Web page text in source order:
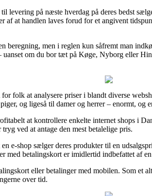
levering på næste hverdag på deres bedst
at handlen laves forud for et angivent
beregning, men i reglen kun såfremt man
om du bor tæt på Køge, Nyborg eller
folk at analysere priser i blandt diverse
og ligeså til damer og herrer – enormt, og
at kontrollere enkelte internet shops i
ved at antage den mest betalelige pris.
e-shop sælger deres produkter til en
betalingskort er imidlertid indbefattet af
eller betalinger med mobilen. Som et
over tid.